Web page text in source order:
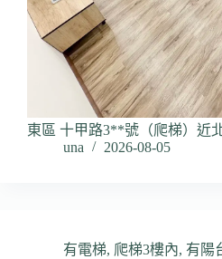
東區 十甲路3**號（爬梯）近
una
2026-08-05
有電梯, 爬梯3樓內, 有陽